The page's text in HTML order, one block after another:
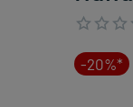
-20%*